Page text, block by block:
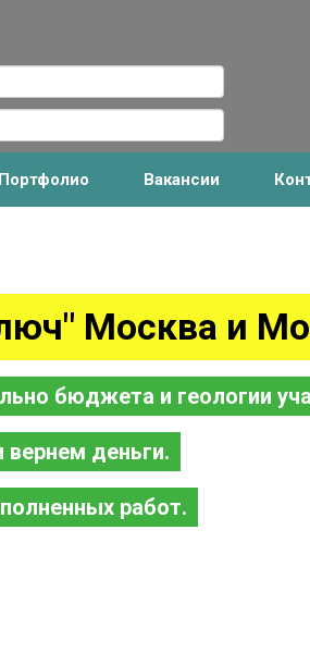
Портфолио Вакансии
Москва и
бюджета и геологии
деньги.
работ.